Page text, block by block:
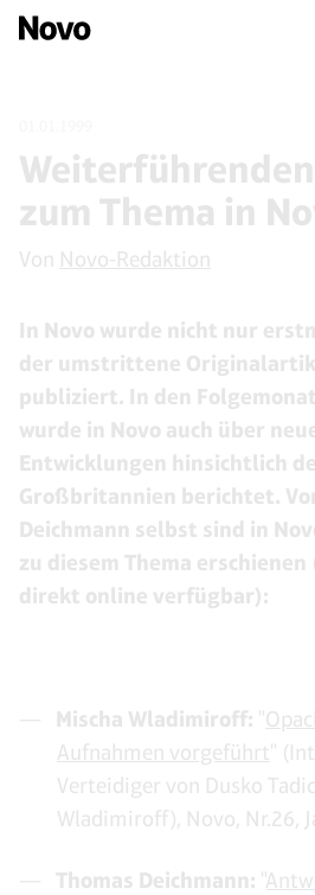
zum Thema in
Von Novo-Redaktion
In Novo wurde nicht nur
der umstrittene
publiziert. In den
wurde in Novo auch über
Entwicklungen hinsichtlich
Großbritannien berichtet.
Deichmann selbst sind in
zu diesem Thema
direkt online verfügbar):
Mischa Wladimiroff: "
Aufnahmen vorgeführt"
Verteidiger von Dusko
Wladimiroff), Novo, Nr.26,
Thomas Deichmann: "